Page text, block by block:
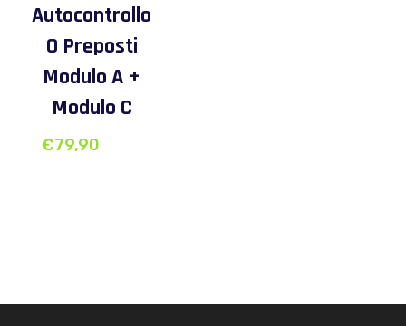
Autocontrollo
O Preposti
Modulo A +
Modulo C
€79,90